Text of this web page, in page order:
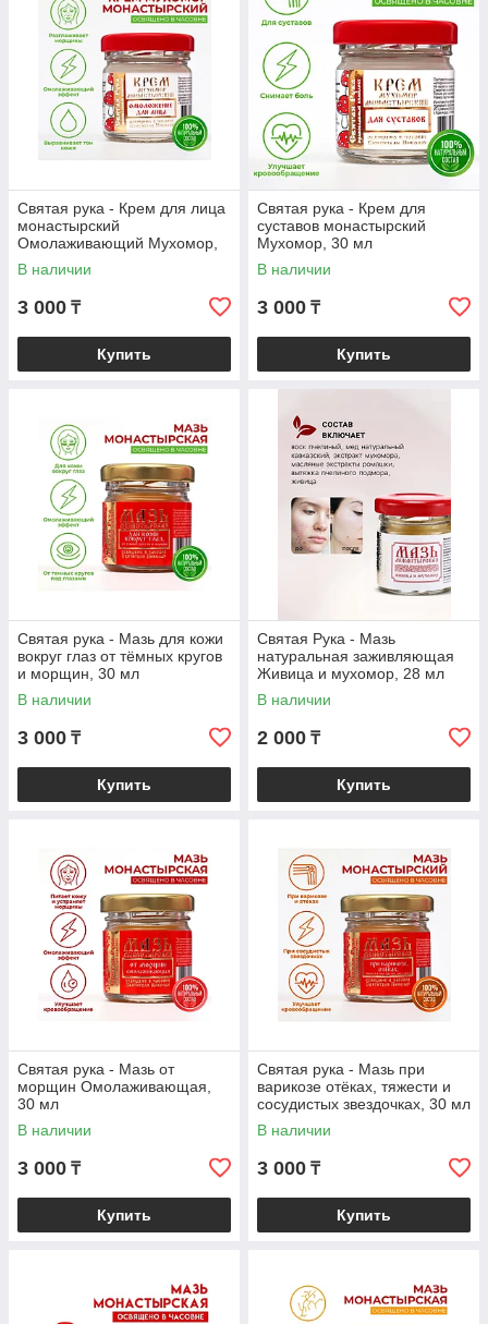
Святая рука - Крем для лица
монастырский
Омолаживающий Мухомор,
30 мл
В наличии
3 000 ₸
Купить
Святая рука - Крем для
суставов монастырский
Мухомор, 30 мл
В наличии
3 000 ₸
Купить
Святая рука - Мазь для кожи
вокруг глаз от тёмных кругов
и морщин, 30 мл
В наличии
3 000 ₸
Купить
Святая Рука - Мазь
натуральная заживляющая
Живица и мухомор, 28 мл
В наличии
2 000 ₸
Купить
Святая рука - Мазь от
морщин Омолаживающая,
30 мл
В наличии
3 000 ₸
Купить
Святая рука - Мазь при
варикозе отёках, тяжести и
сосудистых звездочках, 30 мл
В наличии
3 000 ₸
Купить